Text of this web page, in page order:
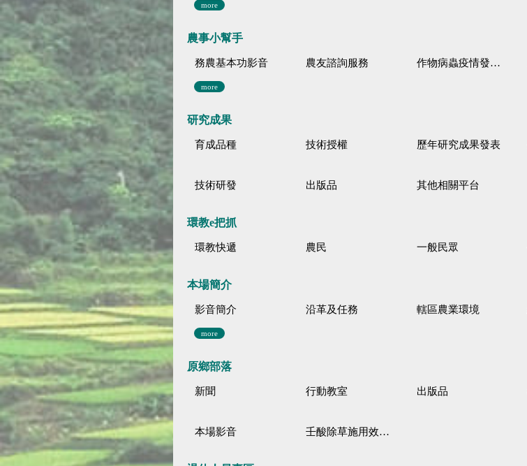
more
農事小幫手
務農基本功影音 農友諮詢服務 作物病蟲疫情發生預測
more
研究成果
育成品種 技術授權 歷年研究成果發表
技術研發 出版品 其他相關平台
環教e把抓
環教快遞 農民 一般民眾
本場簡介
影音簡介 沿革及任務 轄區農業環境
more
原鄉部落
新聞 行動教室 出版品
本場影音 壬酸除草施用效果觀察